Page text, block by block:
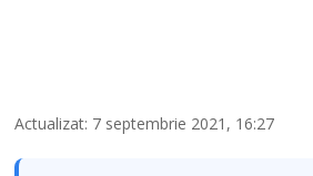
Actualizat: 7 septembrie 2021, 16:27